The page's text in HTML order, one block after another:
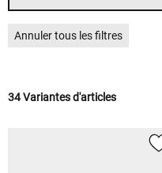
Annuler tous les filtres
34 Variantes d'articles